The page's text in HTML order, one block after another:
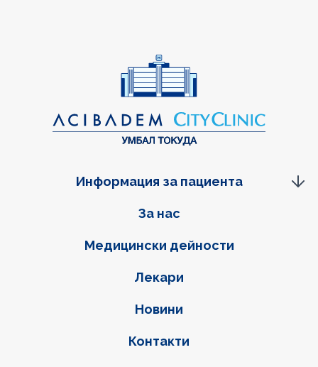
Фуутер навигация
За нас
Медицински дейности
Лекари
Новини
Контакти
Информация за пациента